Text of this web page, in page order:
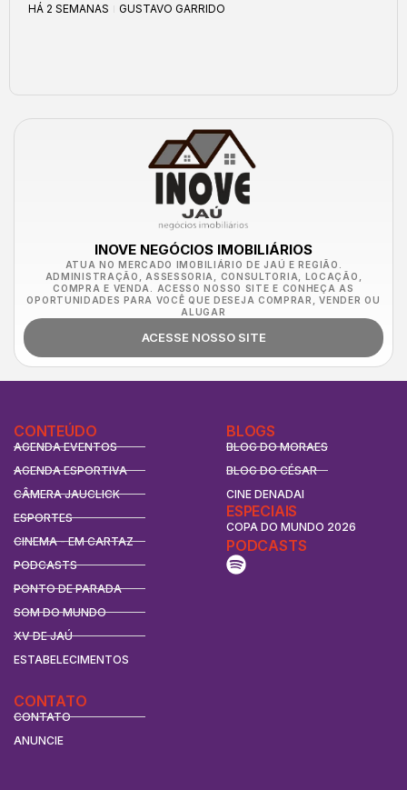
HÁ 2 SEMANAS GUSTAVO GARRIDO
INOVE NEGÓCIOS IMOBILIÁRIOS
ATUA NO MERCADO IMOBILIÁRIO DE JAÚ E REGIÃO.
ADMINISTRAÇÃO, ASSESSORIA, CONSULTORIA, LOCAÇÃO,
COMPRA E VENDA. ACESSO NOSSO SITE E CONHEÇA AS
OPORTUNIDADES PARA VOCÊ QUE DESEJA COMPRAR, VENDER OU
ALUGAR
ACESSE NOSSO SITE
CONTEÚDO
AGENDA EVENTOS
AGENDA ESPORTIVA
CÂMERA JAUCLICK
ESPORTES
CINEMA - EM CARTAZ
PODCASTS
PONTO DE PARADA
SOM DO MUNDO
XV DE JAÚ
ESTABELECIMENTOS
BLOGS
BLOG DO MORAES
BLOG DO CÉSAR
CINE DENADAI
ESPECIAIS
COPA DO MUNDO 2026
CONTATO
CONTATO
ANUNCIE
PODCASTS